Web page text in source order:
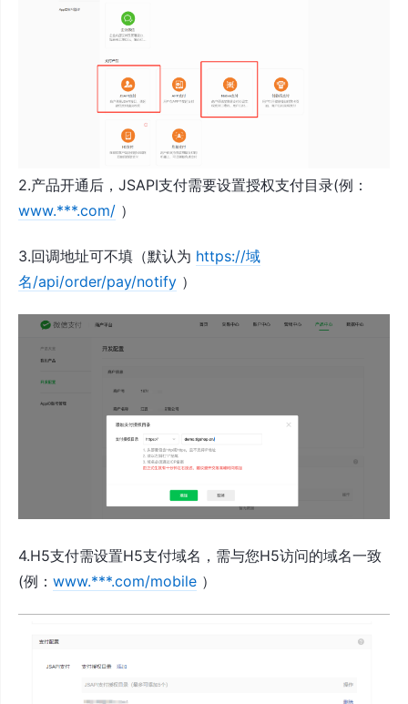
2.产品开通后，JSAPI支付需要设置授权支付目录(例：
www.***.com/ ）
3.回调地址可不填（默认为 https://域
名/api/order/pay/notify ）
4.H5支付需设置H5支付域名，需与您H5访问的域名一致
(例： www.***.com/mobile ）